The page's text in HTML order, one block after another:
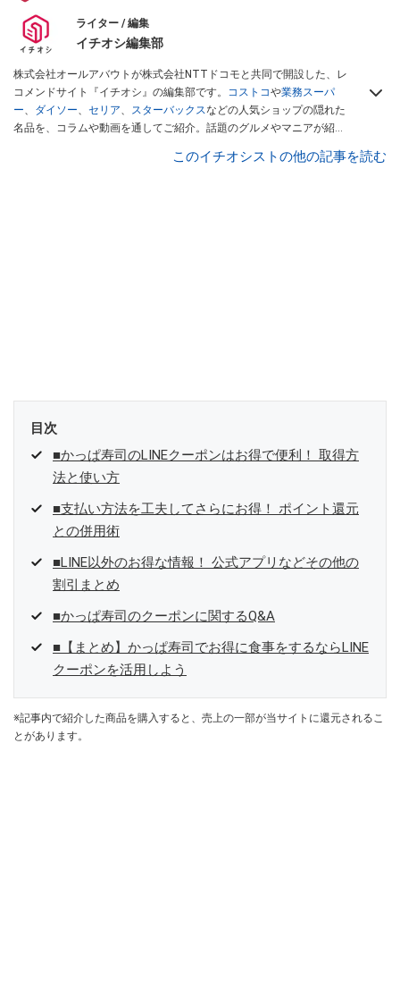
ライター / 編集
イチオシ編集部
株式会社オールアバウトが株式会社NTTドコモと共同で開設した、レ
コメンドサイト『イチオシ』の編集部です。 コストコや業務スーパ
ー、 ダイソー、 セリア、 スターバックスなどの人気ショップの隠れた
名品を、コラムや動画を通してご紹介。話題のグルメやマニアが紹介
インフルエンサーが実際に使用してレビューしています。毎日トレン
このイチオシストの他の記事を読む
目次
■かっぱ寿司のLINEクーポンはお得で便利！ 取得方
法と使い方
■支払い方法を工夫してさらにお得！ ポイント還元
との併用術
■LINE以外のお得な情報！ 公式アプリなどその他の
割引まとめ
■かっぱ寿司のクーポンに関するQ&A
■【まとめ】かっぱ寿司でお得に食事をするならLINE
クーポンを活用しよう
※記事内で紹介した商品を購入すると、売上の一部が当サイトに還元されるこ
とがあります。